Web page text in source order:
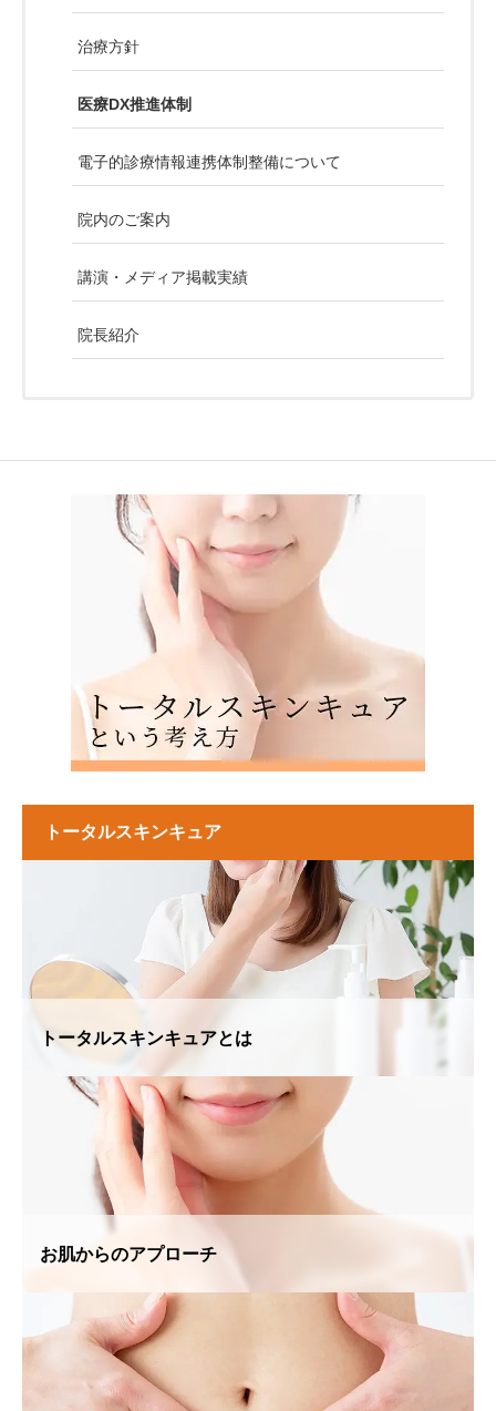
治療方針
医療DX推進体制
電子的診療情報連携体制整備について
院内のご案内
講演・メディア掲載実績
院長紹介
トータルスキンキュア
トータルスキンキュアとは
お肌からのアプローチ